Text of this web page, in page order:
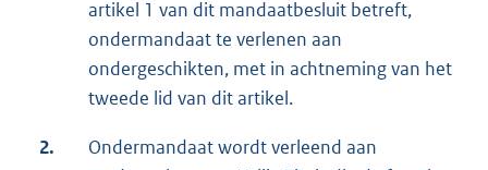
artikel 1 van dit mandaatbesluit betreft,
ondermandaat te verlenen aan
ondergeschikten, met in achtneming van het
tweede lid van dit artikel.
2.
Ondermandaat wordt verleend aan